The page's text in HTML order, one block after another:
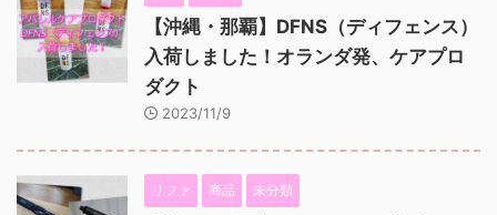
【沖縄・那覇】DFNS（ディフェンス）
入荷しました！オランダ発、ケアプロ
ダクト
2023/11/9
リファ 商品 未分類